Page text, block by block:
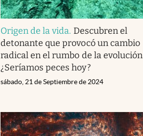
Origen de la vida. Descubren el
detonante que provocó un cambio
radical en el rumbo de la evolución |
¿Seríamos peces hoy?
sábado, 21 de Septiembre de 2024